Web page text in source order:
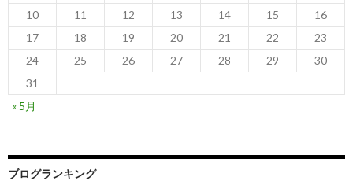
10
11 12 13 14 15
16
17
18 19 20 21 22
23
24
25 26 27 28 29
30
31
« 5月
ブログランキング